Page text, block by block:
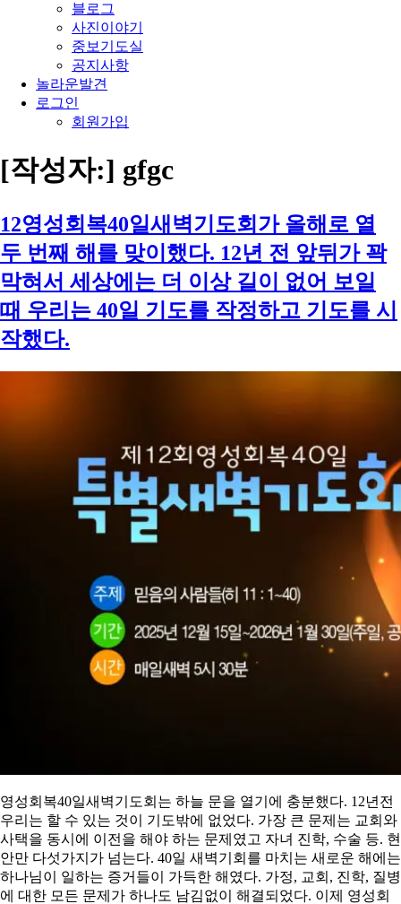
블로그
사진이야기
중보기도실
공지사항
놀라운발견
로그인
회원가입
[작성자:] gfgc
12영성회복40일새벽기도회가 올해로 열
두 번째 해를 맞이했다. 12년 전 앞뒤가 꽉
막혀서 세상에는 더 이상 길이 없어 보일
때 우리는 40일 기도를 작정하고 기도를 시
작했다.
영성회복40일새벽기도회는 하늘 문을 열기에 충분했다. 12년전
우리는 할 수 있는 것이 기도밖에 없었다. 가장 큰 문제는 교회와
사택을 동시에 이전을 해야 하는 문제였고 자녀 진학, 수술 등. 현
안만 다섯가지가 넘는다. 40일 새벽기회를 마치는 새로운 해에는
하나님이 일하는 증거들이 가득한 해였다. 가정, 교회, 진학, 질병
에 대한 모든 문제가 하나도 남김없이 해결되었다. 이제 영성회